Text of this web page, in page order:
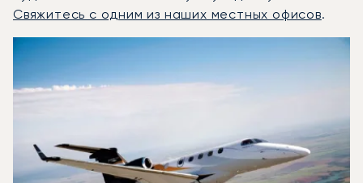
Свяжитесь с одним из наших местных офисов.
Фото воздушного судна
Скорость (км/ч)
Скорость (узлы)
Дальность (NM)